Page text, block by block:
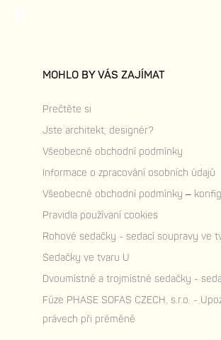
MOHLO BY VÁS ZAJÍMAT
Prečtěte si
Jste architekt, designér?
Všeobecné obchodní podmínky
Informace o zpracování osobních údajů
Všeobecné obchodní podmínky –
Pravidla používaní cookies
Rohové sedačky - sedací soupravy ve
Sedačky ve tvaru U
Dvoumístné a trojmístné sedačky -
Fúze PHASE SOFAS CZECH, s.r.o. -
právech při prěměně